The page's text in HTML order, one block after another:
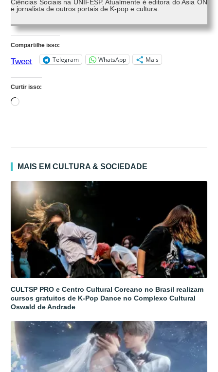
Ciências Sociais na UNIFESP. Atualmente é editora do Asia ON
e jornalista de outros portais de K-pop e cultura.
Compartilhe isso:
Tweet Telegram WhatsApp Mais
Curtir isso:
Carregando...
MAIS EM CULTURA & SOCIEDADE
CULTSP PRO e Centro Cultural Coreano no Brasil realizam
cursos gratuitos de K-Pop Dance no Complexo Cultural
Oswald de Andrade